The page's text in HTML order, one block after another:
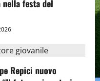
festa del
Repici nuovo